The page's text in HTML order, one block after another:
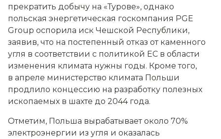
прекратить добычу на «Турове», однако
польская энергетическая госкомпания PGE
Group оспорила иск Чешской Республики,
заявив, что на постепенный отказ от каменного
угля в соответствии с политикой ЕС в области
изменения климата нужны годы. Кроме того,
в апреле министерство климата Польши
продлило концессию на разработку полезных
ископаемых в шахте до 2044 года.
Отметим, Польша вырабатывает около 70%
электроэнергии из угля и оказалась